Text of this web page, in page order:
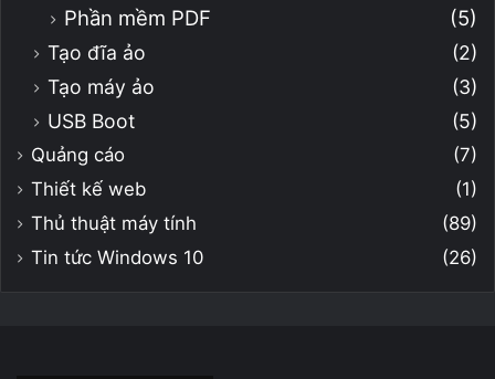
Phần mềm PDF
(5)
Tạo đĩa ảo
(2)
Tạo máy ảo
(3)
USB Boot
(5)
Quảng cáo
(7)
Thiết kế web
(1)
Thủ thuật máy tính
(89)
Tin tức Windows 10
(26)